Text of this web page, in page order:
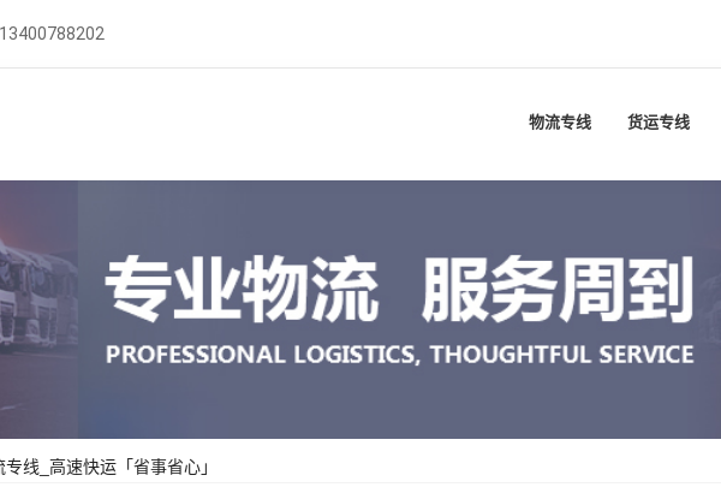
13400788202
物流专线 货运专线
线_高速快运「省事省心」